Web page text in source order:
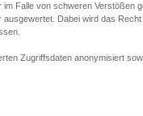
Falle von schweren Verstößen
Dabei wird das
Zugriffsdaten anonymisiert